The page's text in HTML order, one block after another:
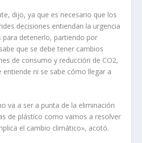
dijo, ya que es necesario que los
decisiones entiendan la urgencia
para detenerlo, partiendo por
que se debe tener cambios
de consumo y reducción de CO2,
entiende ni se sabe cómo llegar a
va a ser a punta de la eliminación
de plástico como vamos a resolver
el cambio climático», acotó.